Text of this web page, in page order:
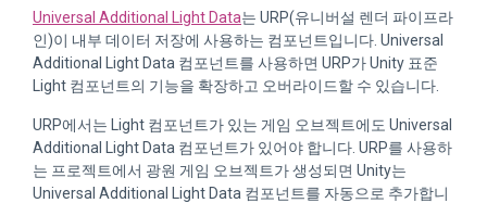
Universal Additional Light Data는 URP(유니버설 렌더 파이프라
인)이 내부 데이터 저장에 사용하는 컴포넌트입니다. Universal
Additional Light Data 컴포넌트를 사용하면 URP가 Unity 표준
Light 컴포넌트의 기능을 확장하고 오버라이드할 수 있습니다.
URP에서는 Light 컴포넌트가 있는 게임 오브젝트에도 Universal
Additional Light Data 컴포넌트가 있어야 합니다. URP를 사용하
는 프로젝트에서 광원 게임 오브젝트가 생성되면 Unity는
Universal Additional Light Data 컴포넌트를 자동으로 추가합니